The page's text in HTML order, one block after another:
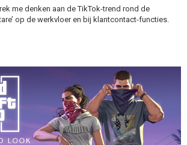
me denken aan de TikTok-trend rond de
op de werkvloer en bij klantcontact-functies.